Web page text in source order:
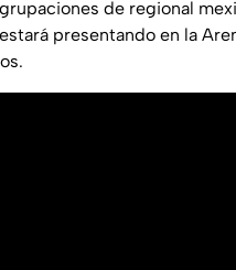
de regional
presentando en la